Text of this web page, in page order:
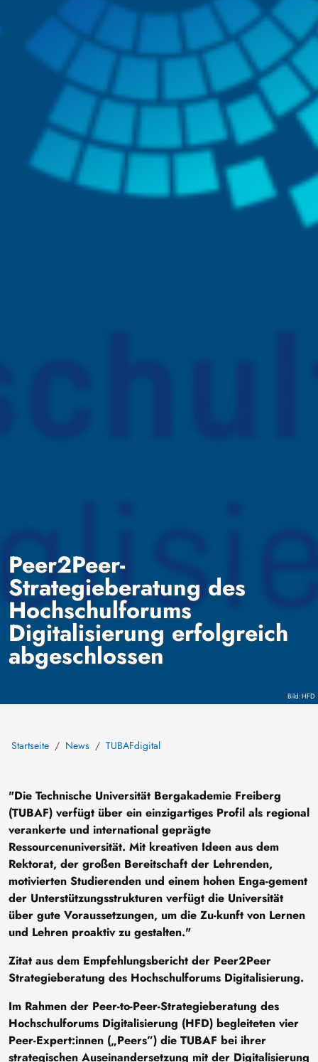
Copyright
HFD
Peer2Peer-
Strategieberatung des
Hochschulforums
Digitalisierung erfolgreich
abgeschlossen
Startseite News TUBAFdigital
"Die Technische Universität Bergakademie Freiberg
(TUBAF) verfügt über ein einzigartiges Profil als regional
verankerte und international geprägte
Ressourcenuniversität. Mit kreativen Ideen aus dem
Rektorat, der großen Bereitschaft der Lehrenden,
motivierten Studierenden und einem hohen Enga-gement
der Unterstützungsstrukturen verfügt die Universität
über gute Voraussetzungen, um die Zu-kunft von Lernen
und Lehren proaktiv zu gestalten."
Zitat aus dem Empfehlungsbericht der Peer2Peer
Strategieberatung des Hochschulforums Digitalisierung.
Im Rahmen der Peer-to-Peer-Strategieberatung des
Hochschulforums Digitalisierung (HFD) begleiteten vier
Peer-Expert:innen („Peers”) die TUBAF bei ihrer
strategischen Auseinandersetzung mit der Digitalisierung